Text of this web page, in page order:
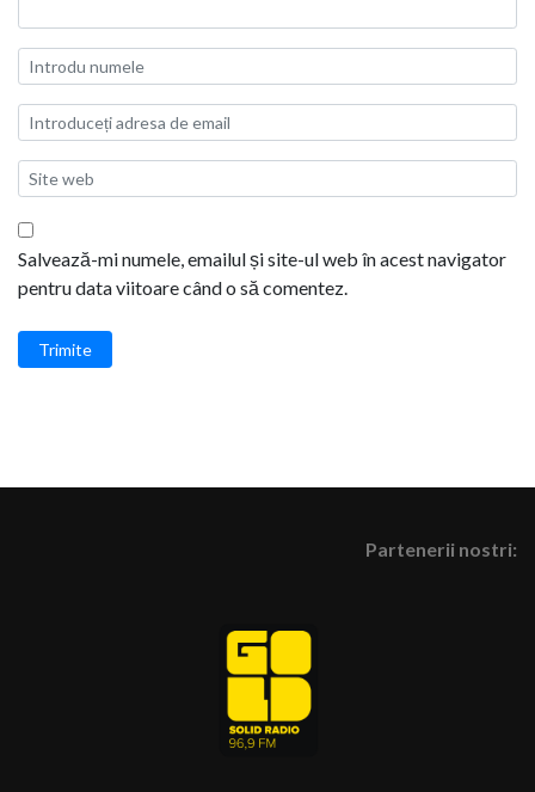
Salvează-mi numele, emailul și site-ul web în acest navigator
pentru data viitoare când o să comentez.
Trimite
Partenerii nostri: